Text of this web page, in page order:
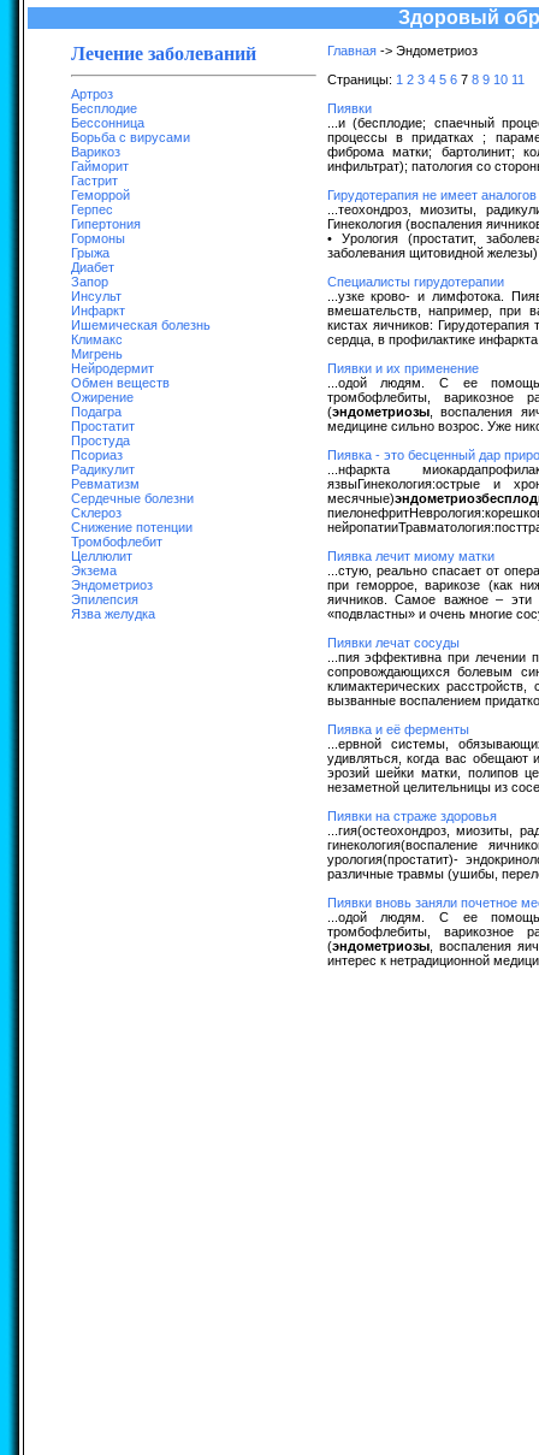
Здоровый
Лечение заболеваний
Артроз
Бесплодие
Бессонница
Борьба с вирусами
Варикоз
Гайморит
Гастрит
Геморрой
Герпес
Гипертония
Гормоны
Грыжа
Диабет
Запор
Инсульт
Инфаркт
Ишемическая болезнь
Климакс
Мигрень
Нейродермит
Обмен веществ
Ожирение
Подагра
Простатит
Простуда
Псориаз
Радикулит
Ревматизм
Сердечные болезни
Склероз
Снижение потенции
Тромбофлебит
Целлюлит
Экзема
Эндометриоз
Эпилепсия
Язва желудка
Главная-> Эндометриоз
Страницы: 1 2 3 4 5 67 8 9 10 11
Пиявки
...и (бесплодие; спаечный
процессы в придатках ;
фиброма матки; бартолинит;
инфильтрат); патология со
Гирудотерапия не имеет аналогов
...теохондроз, миозиты,
Гинекология (воспаления
• Урология (простатит,
заболевания щитовидной
Специалисты гирудотерапии
...узке крово- и лимфотока.
вмешательств, например, при
кистах яичников:
сердца, в профилактике
Пиявки и их применение
...одой людям. С ее помощью
тромбофлебиты, варикозное
(эндометриозы, воспаления
медицине сильно возрос. Уже
Пиявка - это бесценный дар
...нфаркта
язвыГинекология:острые и
месячные)
Пиявка лечит миому матки
...стую, реально спасает от
при геморрое, варикозе (как
яичников. Самое важное – эти
«подвластны» и очень многие
Пиявки лечат сосуды
...пия эффективна при лечении
сопровождающихся болевым
климактерических
вызванные воспалением
Пиявка и её ферменты
...ервной системы,
удивляться, когда вас
эрозий шейки матки, полипов
незаметной целительницы из
Пиявки на страже здоровья
...гия(остеохондроз, миозиты,
гинекология(воспаление
урология(простатит)-
различные травмы (ушибы,
Пиявки вновь заняли почетное
...одой людям. С ее помощью
тромбофлебиты, варикозное
(эндометриозы, воспаления
интерес к нетрадиционной